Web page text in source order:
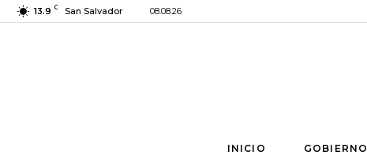
13.9 C San Salvador 08.08.26
INICIO GOBIERNO